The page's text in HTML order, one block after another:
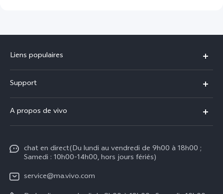
Liens populaires
V70 FE
V60 Lite
Y29
Y04
Support
Centre de Services
Funtouch OS
Prix des pièces de rechange
A propos de vivo
Presse
Mentions légales
chat en direct(Du lundi au vendredi de 9h00 à 18h00 ;
Samedi : 10h00-14h00, hors jours fériés)
service@ma.vivo.com